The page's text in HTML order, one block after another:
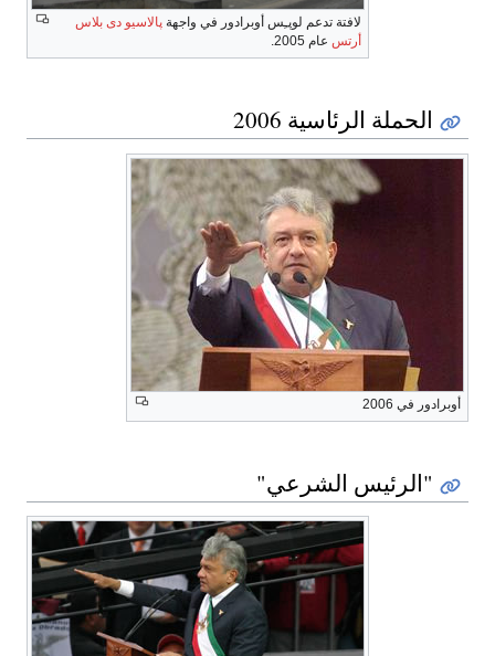
لافتة تدعم لوپـِس أوبرادور في واجهة پالاسيو دى بلاس
أرتس عام 2005.
الحملة الرئاسية 2006
أوبرادور في 2006
"الرئيس الشرعي"